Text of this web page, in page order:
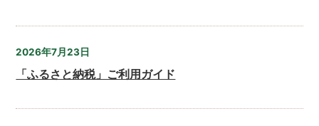
2026年7月23日
「ふるさと納税」ご利用ガイド